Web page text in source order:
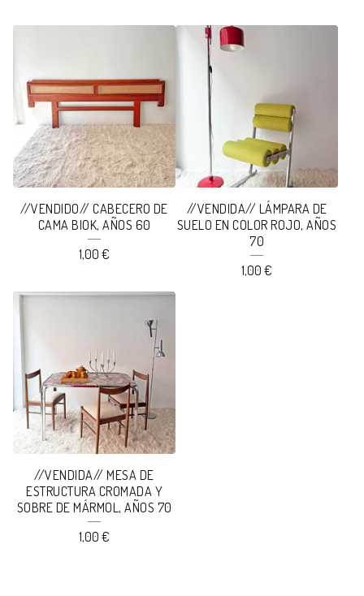
//VENDIDO// CABECERO DE
CAMA BIOK, AÑOS 60
1,00 €
//VENDIDA// LÁMPARA DE
SUELO EN COLOR ROJO, AÑOS
70
1,00 €
//VENDIDA// MESA DE
ESTRUCTURA CROMADA Y
SOBRE DE MÁRMOL, AÑOS 70
1,00 €